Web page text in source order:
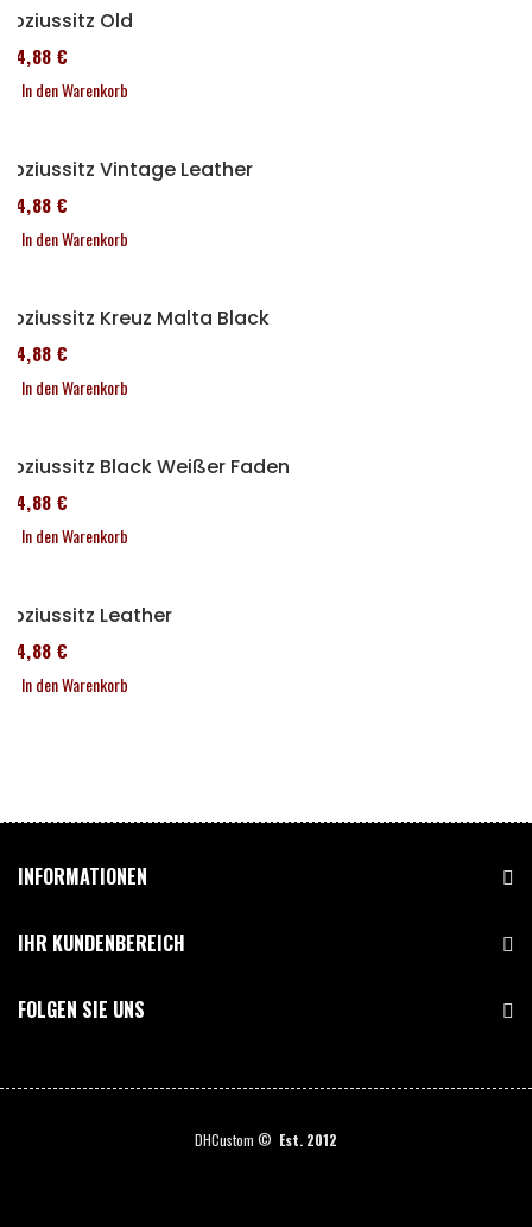
Soziussitz Old
114,88 €
In den Warenkorb
Soziussitz Vintage Leather
114,88 €
In den Warenkorb
Soziussitz Kreuz Malta Black
114,88 €
In den Warenkorb
Soziussitz Black Weißer Faden
114,88 €
In den Warenkorb
Soziussitz Leather
114,88 €
In den Warenkorb
INFORMATIONEN
IHR KUNDENBEREICH
FOLGEN SIE UNS
DHCustom © Est. 2012